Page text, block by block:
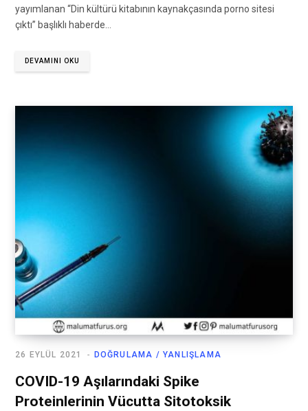
yayımlanan “Din kültürü kitabının kaynakçasında porno sitesi
çıktı” başlıklı haberde…
DEVAMINI OKU
DOĞRULAMA / YANLIŞLAMA
26 EYLÜL 2021
COVID-19 Aşılarındaki Spike
Proteinlerinin Vücutta Sitotoksik